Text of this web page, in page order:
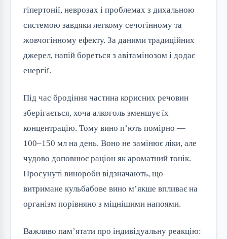
гіпертонії, неврозах і проблемах з дихальною
системою завдяки легкому сечогінному та
жовчогінному ефекту. За даними традиційних
джерел, напій бореться з авітамінозом і додає
енергії.
Під час бродіння частина корисних речовин
зберігається, хоча алкоголь зменшує їх
концентрацію. Тому вино п’ють помірно —
100–150 мл на день. Воно не замінює ліки, але
чудово доповнює раціон як ароматний тонік.
Просунуті винороби відзначають, що
витримане кульбабове вино м’якше впливає на
організм порівняно з міцнішими напоями.
Важливо пам’ятати про індивідуальну реакцію: